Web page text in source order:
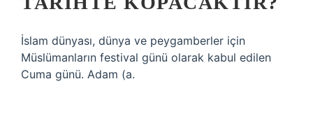
İslam dünyası, dünya ve peygamberler için
Müslümanların festival günü olarak kabul edilen
Cuma günü. Adam (a.